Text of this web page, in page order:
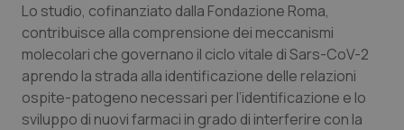
Tiroide
Tumore al seno
Tumore ovarico
Lo studio, cofinanziato dalla Fondazione Roma,
contribuisce alla comprensione dei meccanismi
molecolari che governano il ciclo vitale di Sars-CoV-2
aprendo la strada alla identificazione delle relazioni
ospite-patogeno necessari per l’identificazione e lo
sviluppo di nuovi farmaci in grado di interferire con la